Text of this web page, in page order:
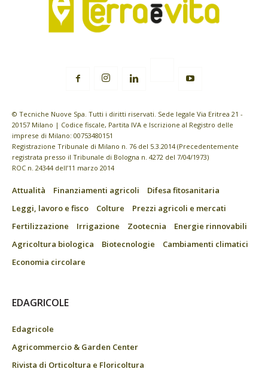
© Tecniche Nuove Spa. Tutti i diritti riservati. Sede legale Via Eritrea 21 -
20157 Milano | Codice fiscale, Partita IVA e Iscrizione al Registro delle
imprese di Milano: 00753480151
Registrazione Tribunale di Milano n. 76 del 5.3.2014 (Precedentemente
registrata presso il Tribunale di Bologna n. 4272 del 7/04/1973)
ROC n. 24344 dell’11 marzo 2014
Attualità Finanziamenti agricoli
Difesa fitosanitaria
Leggi, lavoro e fisco
Colture
Prezzi agricoli e mercati
Fertilizzazione
Irrigazione Zootecnia
Energie rinnovabili
Agricoltura biologica
Biotecnologie
Cambiamenti climatici
Economia circolare
EDAGRICOLE
Edagricole
Agricommercio & Garden Center
Rivista di Orticoltura e Floricoltura